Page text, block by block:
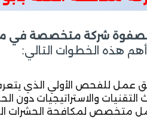
شركة متخصصة في
أهم هذه الخطوات التالي:
عمل للفحص الأولي الذي
والاستراتيجيات دون
متخصص لمكافحة الحشرات